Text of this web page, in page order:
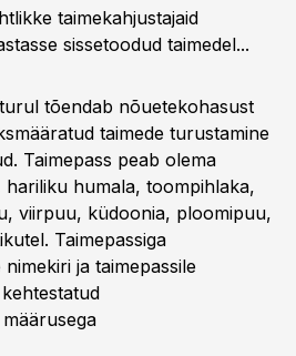
taimekahjustajaid
sissetoodud taimedel...
tõendab nõuetekohasust
taimede turustamine
Taimepass peab olema
humala, toompihlaka,
viirpuu, küdoonia, ploomipuu,
Taimepassiga
ja taimepassile
määrusega